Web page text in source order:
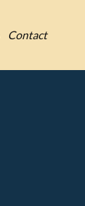
Contact